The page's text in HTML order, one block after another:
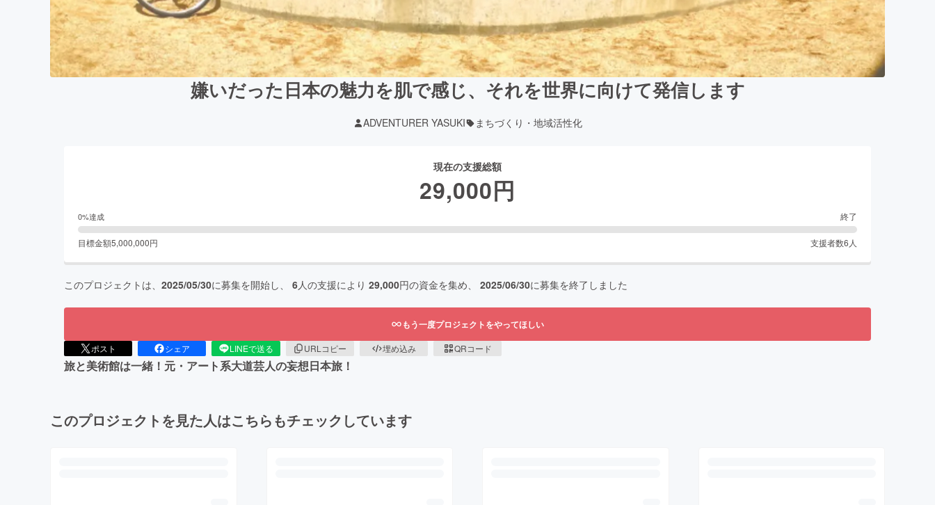
嫌いだった日本の魅力を肌で感じ、それを世界に向けて発信します
ADVENTURER YASUKI まちづくり・地域活性化
現在の支援総額
29,000円
0%達成 終了
目標金額5,000,000円 支援者数6 人
このプロジェクトは、 2025/05/30に募集を開始し、 6人の支援により 29,000円の資金を集め、 2025/06/30に募集を終了しました
もう一度プロジェクトをやってほしい
ポスト シェア LINEで送る URLコピー 埋め込み QRコード
旅と美術館は一緒！元・アート系大道芸人の妄想日本旅！
このプロジェクトを見た人はこちらもチェックしています